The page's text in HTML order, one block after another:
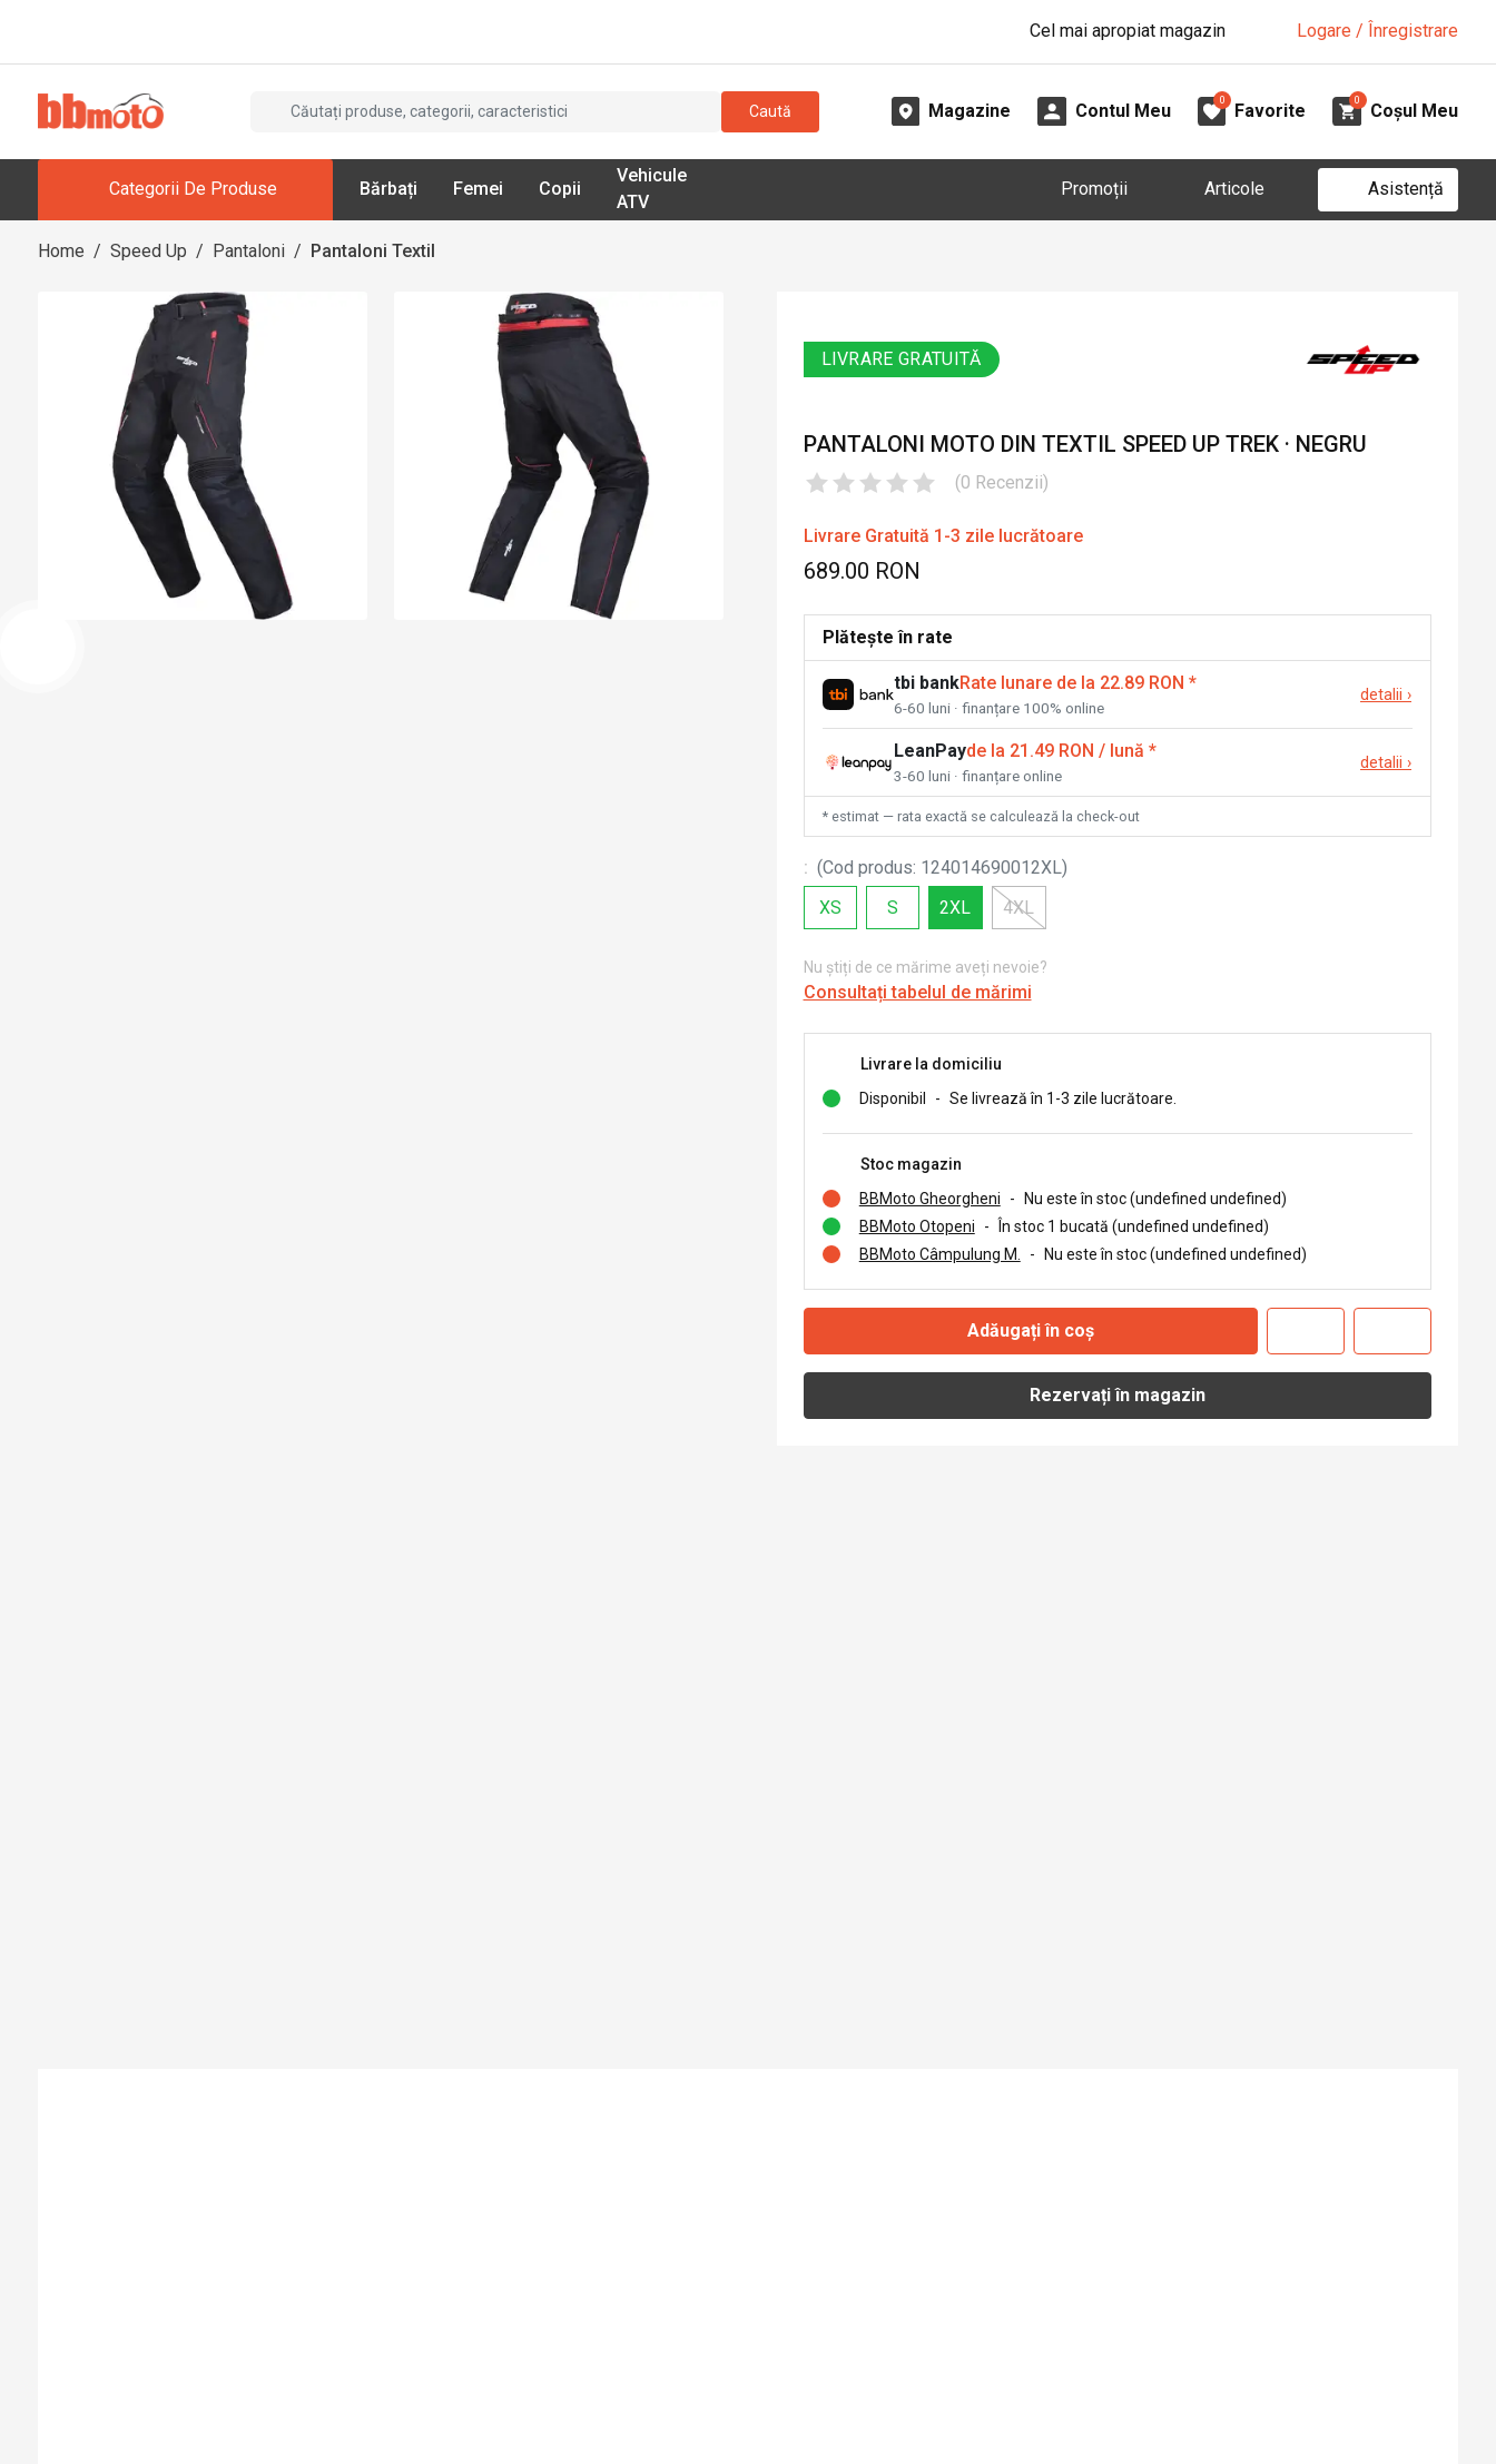
Cel mai apropiat magazin Logare / Înregistrare
Caută Magazine Contul Meu
0
Favorite
0
Coșul Meu
Categorii De Produse Bărbați Femei Copii
Vehicule
ATV
Promoții Articole Asistență
Home / Speed Up / Pantaloni / Pantaloni Textil
LIVRARE GRATUITĂ
PANTALONI MOTO DIN TEXTIL SPEED UP TREK · NEGRU
(0 Recenzii)
Livrare Gratuită 1-3 zile lucrătoare
689.00 RON
Plătește în rate
tbi bankRate lunare de la 22.89 RON *
6-60 luni · finanțare 100% online
detalii ›
LeanPayde la 21.49 RON / lună *
3-60 luni · finanțare online
detalii ›
* estimat — rata exactă se calculează la check-out
: (Cod produs: 124014690012XL)
XS
S 2XL 4XL
Nu știți de ce mărime aveți nevoie?
Consultați tabelul de mărimi
Livrare la domiciliu
Disponibil
- Se livrează în 1-3 zile lucrătoare.
Stoc magazin
BBMoto Gheorgheni
-
Nu este în stoc (undefined undefined)
BBMoto Otopeni
-
În stoc 1 bucată (undefined undefined)
BBMoto Câmpulung M.
- Nu este în stoc (undefined undefined)
Adăugați în coș
Rezervați în magazin